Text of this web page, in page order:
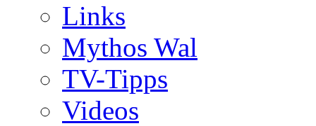
Links
Mythos Wal
TV-Tipps
Videos